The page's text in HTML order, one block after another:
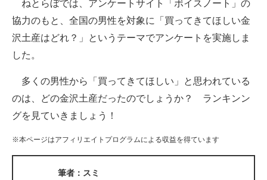
ビジネスと働き方のヒント
経営リーダーのコミュニティ
マーケ×ITの今がよく分かる
ITエンジニア向け専門サイト
ねとらぼでは、アンケートサイト「ボイスノート」の
協力のもと、全国の男性を対象に「買ってきてほしい金
沢土産はどれ？」というテーマでアンケートを実施しま
した。
多くの男性から「買ってきてほしい」と思われている
のは、どの金沢土産だったのでしょうか？ ランキンン
グを見ていきましょう！
※本ページはアフィリエイトプログラムによる収益を得ています
筆者：スミ